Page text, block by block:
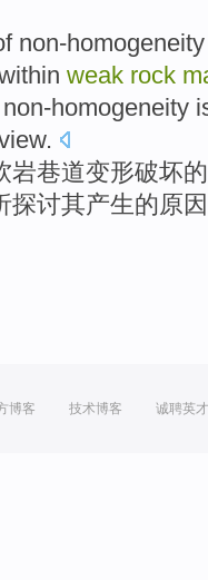
non-homogeneity
weak rock
homogeneity
.
岩巷道变形破坏的
探讨其产生的原
博客 技术博客 诚聘英才